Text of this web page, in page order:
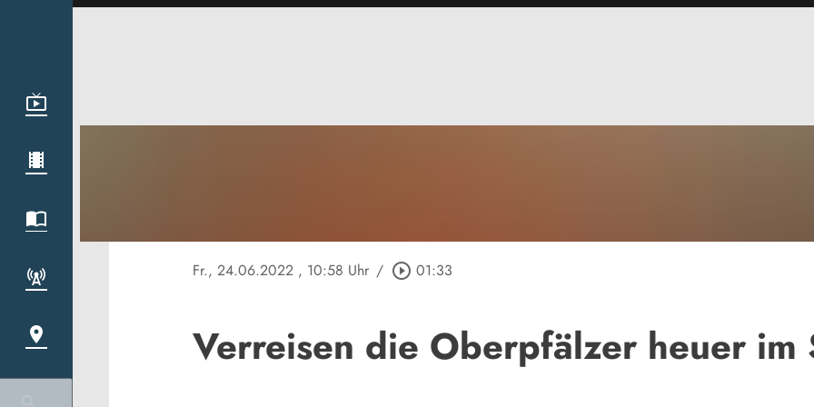
Fr., 24.06.2022 , 10:58 Uhr / play_circle_outline 01:33
Verreisen die Oberpfälzer heuer im